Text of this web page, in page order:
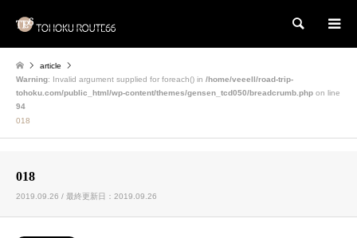
検索
article
Warning: Invalid argument supplied for foreach() in /home/veeell/road-trip-
tohoku.com/public_html/wp-content/themes/gensen_tcd050/breadcrumb.php on line
94
018
018
2019.09.26 / 最終更新日：2019.09.26